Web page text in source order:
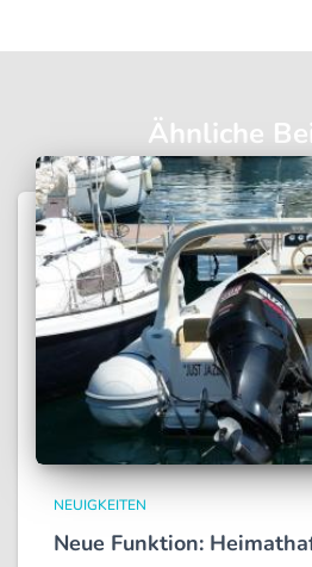
Ähnliche
NEUIGKEITEN
Neue Funktion: